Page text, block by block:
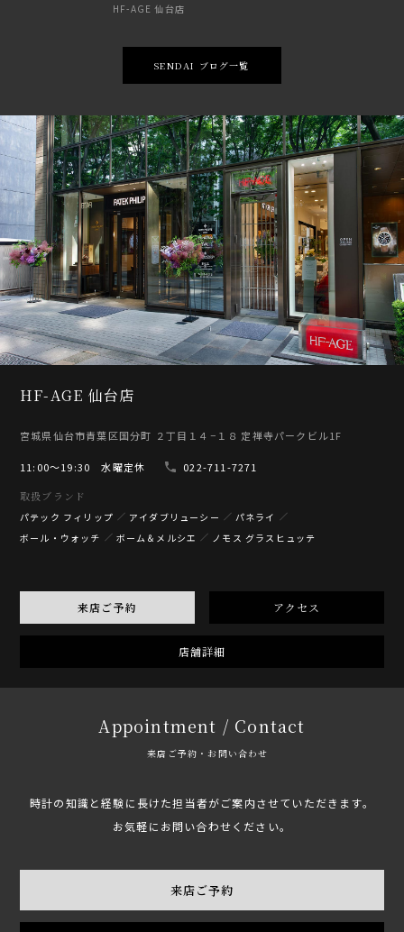
HF-AGE 仙台店
SENDAI ブログ一覧
HF-AGE 仙台店
宮城県仙台市青葉区国分町 ２丁目１４−１８ 定禅寺パークビル1F
11:00〜19:30 水曜定休
022-711-7271
取扱ブランド
パテック フィリップ アイダブリューシー
パネライ
ボール・ウォッチ
ボーム＆メルシエ ノモス グラスヒュッテ
来店ご予約 アクセス
店舗詳細
Appointment / Contact
来店ご予約・お問い合わせ
時計の知識と経験に長けた担当者がご案内させていただきます。
お気軽にお問い合わせください。
来店ご予約